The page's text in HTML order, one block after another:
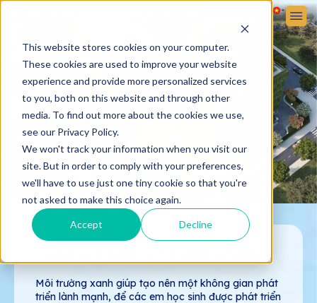
This website stores cookies on your computer.
These cookies are used to improve your website
experience and provide more personalized services
to you, both on this website and through other
media. To find out more about the cookies we use,
see our Privacy Policy.
We won't track your information when you visit our
site. But in order to comply with your preferences,
we'll have to use just one tiny cookie so that you're
not asked to make this choice again.
Accept Decline
CUỘC SỐNG HỌC ĐƯỜNG
ĐIỀU KỲ DIỆU CỦA THIÊN NHIÊN
Môi trường xanh giúp tạo nên một không gian phát
triển lành mạnh, để các em học sinh được phát triển